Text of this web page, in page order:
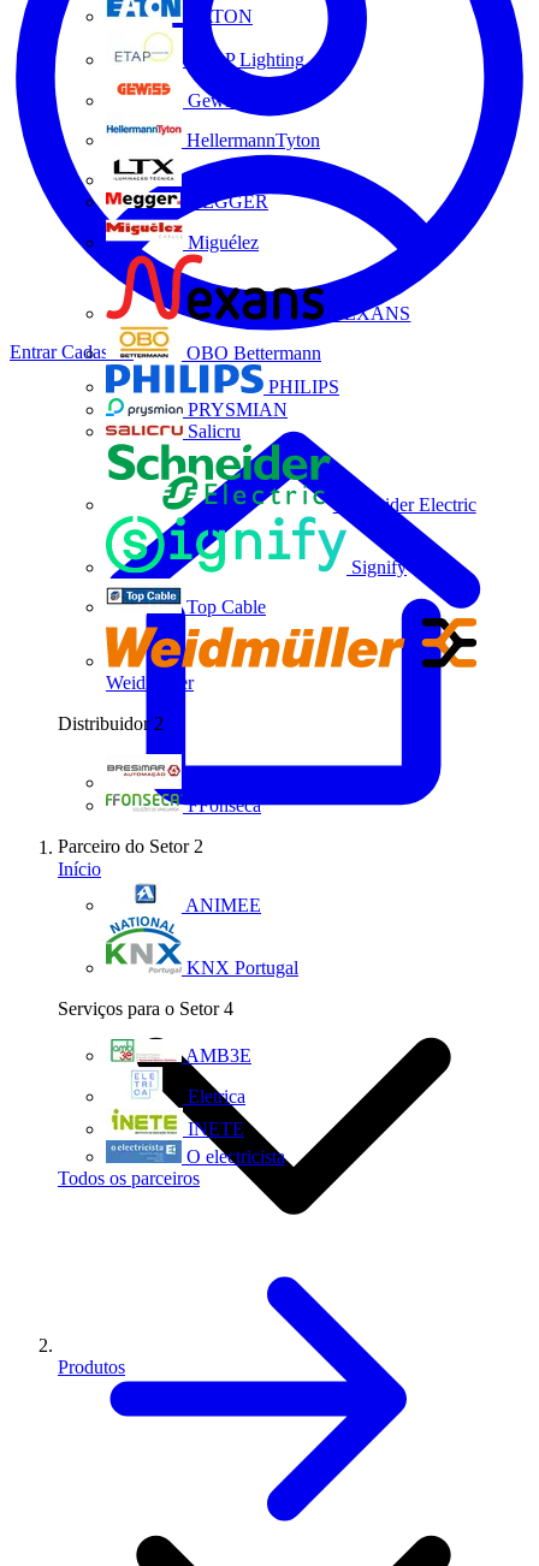
EATON
ETAP Lighting
Gewiss
HellermannTyton
MEGGER
Miguélez
NEXANS
OBO Bettermann
PHILIPS
PRYSMIAN
Salicru
Schneider Electric
Signify
Top Cable
Weidmüller
Distribuidor 2
FFonseca
Parceiro do Setor 2
ANIMEE
KNX Portugal
Serviços para o Setor 4
AMB3E
Eletrica
INETE
O electricista
Todos os parceiros
EntrarCadastrar
Início
Produtos